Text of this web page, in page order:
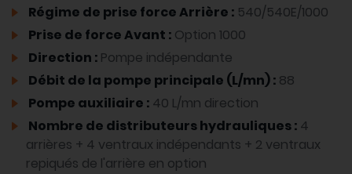
Régime de prise force Arrière : 540/540E/1000
Prise de force Avant : Option 1000
Direction : Pompe indépendante
Débit de la pompe principale (L/mn) : 88
Pompe auxiliaire : 40 L/mn direction
Nombre de distributeurs hydrauliques : 4
arrières + 4 ventraux indépendants + 2 ventraux
repiqués de l'arrière en option